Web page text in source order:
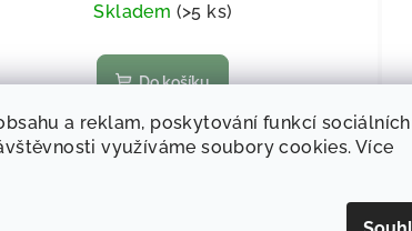
a reklam, poskytování funkcí
využíváme soubory cookies. Více
Skladem (>5 ks)
Do košíku
konektor bez kabeláže pro
výrobu připojovacího kabelu k měniči